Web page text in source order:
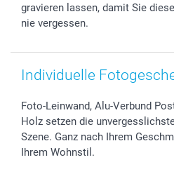
gravieren lassen, damit Sie
nie vergessen.
Individuelle
Foto-Leinwand, Alu-Verbund
Holz setzen die
Szene. Ganz nach Ihrem
Ihrem Wohnstil.